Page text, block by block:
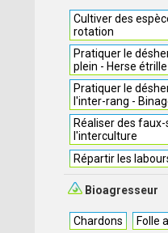
Cultiver des
rotation
Pratiquer le
plein - Herse étrille
Pratiquer le
l'inter-rang -
Réaliser des
l'interculture
Répartir les
Bioagresseur
Chardons
Folle